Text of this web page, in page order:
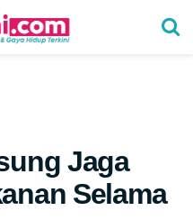
Jaga
Selama